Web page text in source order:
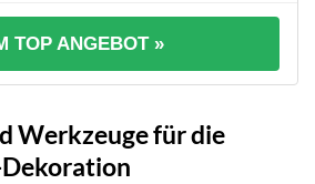
TOP ANGEBOT »
Werkzeuge für die